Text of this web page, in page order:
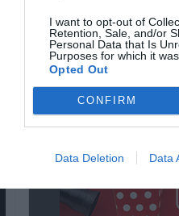
I want to opt-out of
Retention, Sale, and/or
Personal Data that Is
Purposes for which it
Opted Out
CONFIRM
Data Deletion Data